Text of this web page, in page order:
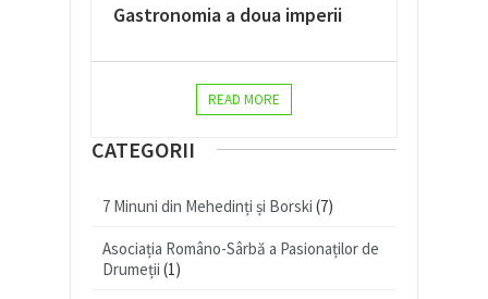
Gastronomia a doua imperii
READ MORE
CATEGORII
7 Minuni din Mehedinți și Borski (7)
Asociația Româno-Sârbă a Pasionaților de
Drumeții (1)